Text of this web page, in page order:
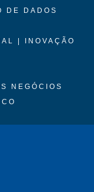
DE DADOS
| INOVAÇÃO
NEGÓCIOS